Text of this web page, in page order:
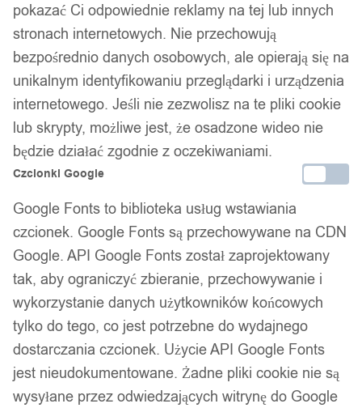
pokazać Ci odpowiednie reklamy na tej lub innych
stronach internetowych. Nie przechowują
bezpośrednio danych osobowych, ale opierają się na
unikalnym identyfikowaniu przeglądarki i urządzenia
internetowego. Jeśli nie zezwolisz na te pliki cookie
lub skrypty, możliwe jest, że osadzone wideo nie
będzie działać zgodnie z oczekiwaniami.
Czcionki Google
Google Fonts to biblioteka usług wstawiania
czcionek. Google Fonts są przechowywane na CDN
Google. API Google Fonts został zaprojektowany
tak, aby ograniczyć zbieranie, przechowywanie i
wykorzystanie danych użytkowników końcowych
tylko do tego, co jest potrzebne do wydajnego
dostarczania czcionek. Użycie API Google Fonts
jest nieudokumentowane. Żadne pliki cookie nie są
wysyłane przez odwiedzających witrynę do Google